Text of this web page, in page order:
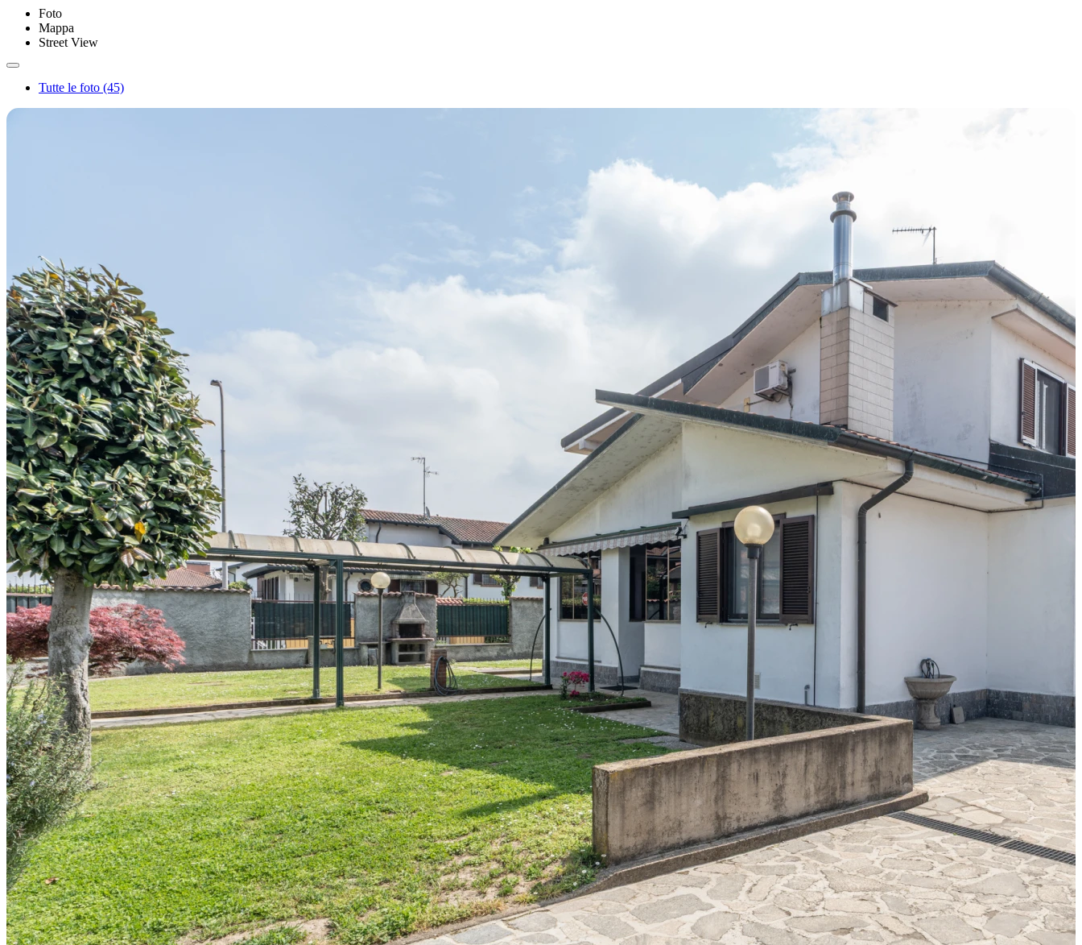
Foto
Mappa
Street View
Tutte le foto (45)